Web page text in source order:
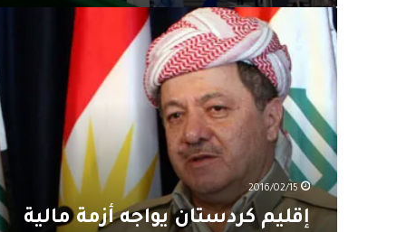
إقليم
كردستان
يواجه
أزمة
خانقة
2016/02/15
إقليم كردستان يواجه أزمة مالية